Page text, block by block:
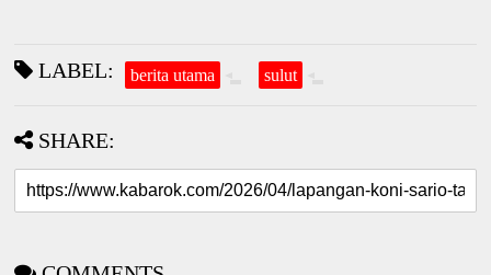
LABEL: berita utama sulut
SHARE: